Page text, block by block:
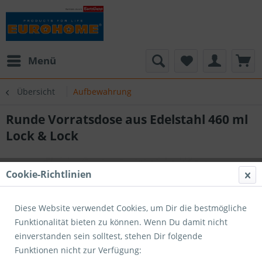
Menü
Übersicht Aufbewahrung
Runde Vorratsdose aus Edelstahl 460 ml
Lock & Lock
Cookie-Richtlinien
Diese Website verwendet Cookies, um Dir die bestmögliche
Funktionalität bieten zu können. Wenn Du damit nicht
einverstanden sein solltest, stehen Dir folgende
Funktionen nicht zur Verfügung: